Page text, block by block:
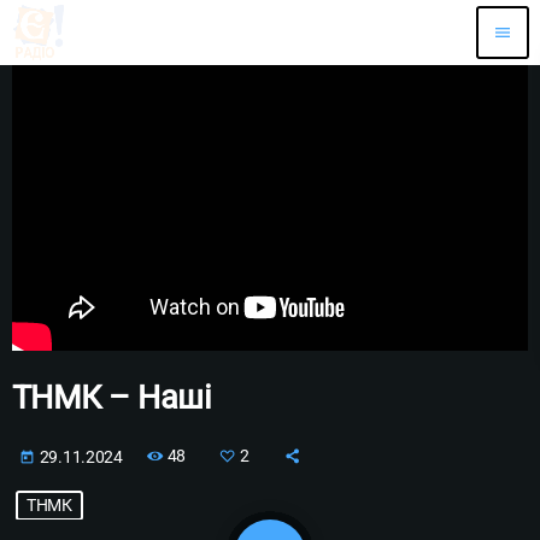
menu
ТНМК – Наші
today 29.11.2024 48 2
ТНМК